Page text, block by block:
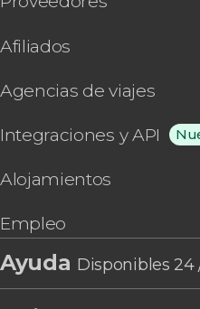
Afiliados
Agencias de viajes
Integraciones y API
Alojamientos
Empleo
Ayuda Disponibles 24